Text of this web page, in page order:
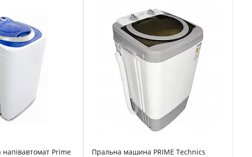
Prime
Пральна машина PRIME Technics